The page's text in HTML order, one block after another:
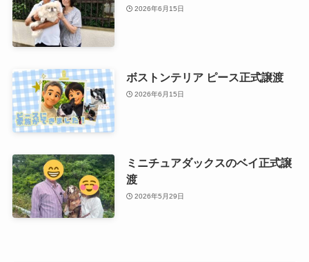
2026年6月15日
ボストンテリア ピース正式譲渡
2026年6月15日
ミニチュアダックスのベイ正式譲
渡
2026年5月29日